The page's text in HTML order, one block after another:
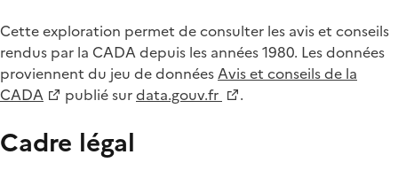
Cette exploration permet de consulter les avis et conseils
rendus par la CADA depuis les années 1980. Les données
proviennent du jeu de donnéesAvis et conseils de la
CADA
publié surdata.gouv.fr .
Cadre légal